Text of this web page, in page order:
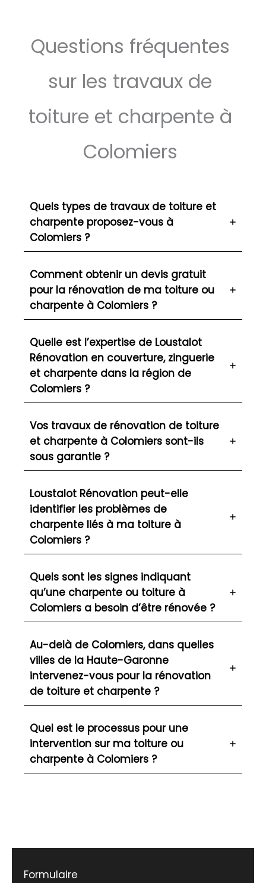
Questions fréquentes
sur les travaux de
toiture et charpente à
Colomiers
Quels types de travaux de toiture et
charpente proposez-vous à
Colomiers ?
Comment obtenir un devis gratuit
pour la rénovation de ma toiture ou
charpente à Colomiers ?
Quelle est l’expertise de Loustalot
Rénovation en couverture, zinguerie
et charpente dans la région de
Colomiers ?
Vos travaux de rénovation de toiture
et charpente à Colomiers sont-ils
sous garantie ?
Loustalot Rénovation peut-elle
identifier les problèmes de
charpente liés à ma toiture à
Colomiers ?
Quels sont les signes indiquant
qu’une charpente ou toiture à
Colomiers a besoin d’être rénovée ?
Au-delà de Colomiers, dans quelles
villes de la Haute-Garonne
intervenez-vous pour la rénovation
de toiture et charpente ?
Quel est le processus pour une
intervention sur ma toiture ou
charpente à Colomiers ?
Formulaire